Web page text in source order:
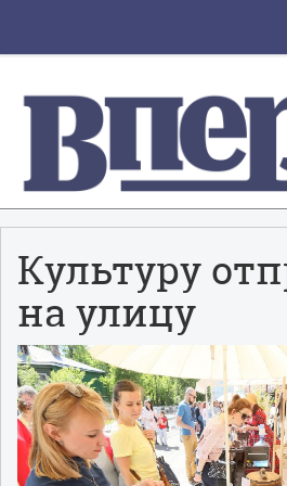
Культуру
на улицу